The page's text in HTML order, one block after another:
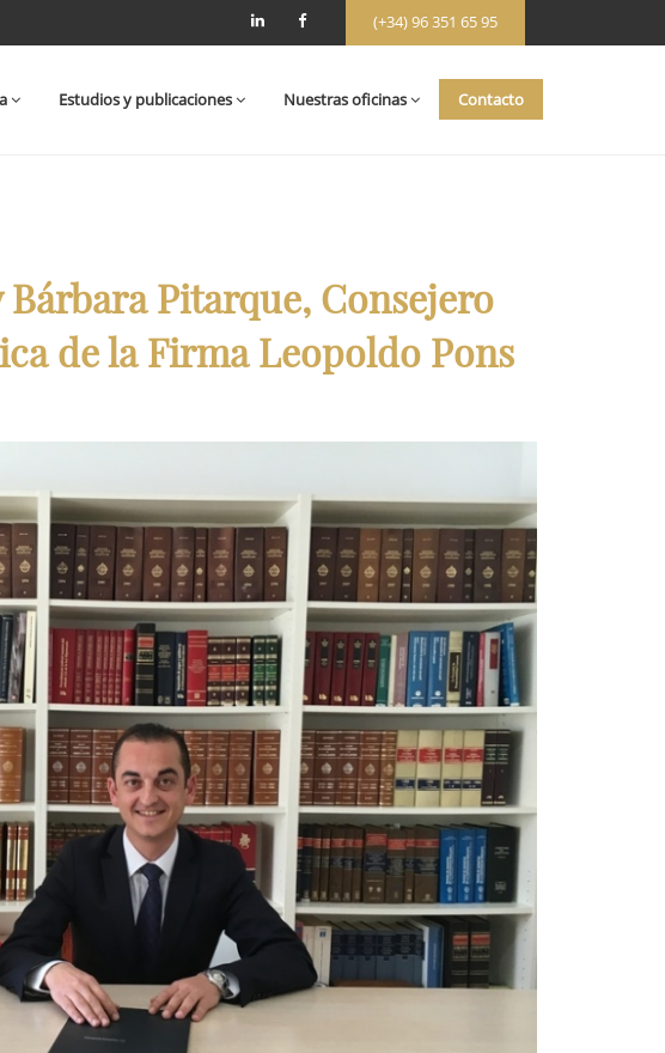
(+34) 96 351 65 95
Estudios y publicaciones Nuestras oficinas Contacto
Pitarque, Consejero
de la Firma Leopoldo Pons